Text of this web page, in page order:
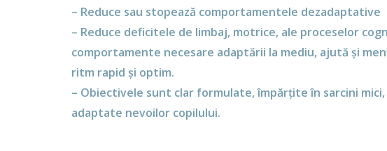
– Reduce sau stopează comportamentele dezadaptative
– Reduce deficitele de limbaj, motrice, ale proceselor
comportamente necesare adaptării la mediu, ajută și
ritm rapid și optim.
– Obiectivele sunt clar formulate, împărțite în sarcini
adaptate nevoilor copilului.